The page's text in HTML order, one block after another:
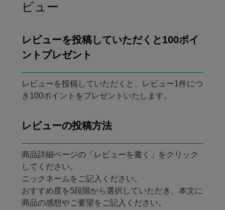
ビュー
レビューを投稿していただくと100ポイ
ントプレゼント
レビューを投稿していただくと、レビュー1件につ
き100ポイントをプレゼントいたします。
レビューの投稿方法
商品詳細ページの「レビューを書く」をクリック
してください。
ニックネームをご記入ください。
おすすめ度を5段階から選択していただき、本文に
商品の感想やご要望をご記入ください。